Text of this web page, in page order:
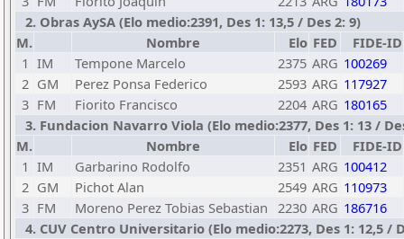
2. Obras AySA (Elo medio:2391, Des 1: 13,5 / Des 2: 9)
M.
Nombre Elo FED
FIDE-ID
1 IM Tempone Marcelo 2375 ARG 100269
2 GM Perez Ponsa Federico 2593 ARG 117927
3 FM Fiorito Francisco 2204 ARG 180165
3. Fundacion Navarro Viola (Elo medio:2377, Des 1: 13 /
M.
Nombre Elo FED
FIDE-ID
1 IM Garbarino Rodolfo 2351 ARG 100412
2 GM Pichot Alan 2549 ARG 110973
3 FM Moreno Perez Tobias Sebastian 2230 ARG 186716
4. CUV Centro Universitario (Elo medio:2273, Des 1: 12,5 /